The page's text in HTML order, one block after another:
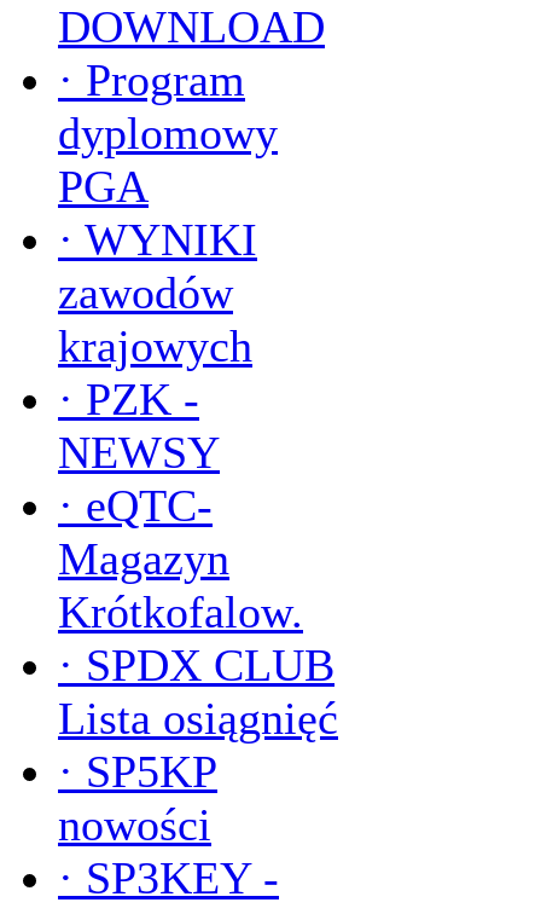
DOWNLOAD
· Program
dyplomowy
PGA
· WYNIKI
zawodów
krajowych
· PZK -
NEWSY
· eQTC-
Magazyn
Krótkofalow.
· SPDX CLUB
Lista osiągnięć
· SP5KP
nowości
· SP3KEY -